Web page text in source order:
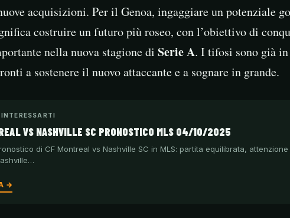
acquisizioni. Per il Genoa, ingaggiare un potenziale
costruire un futuro più roseo, con l’obiettivo di
nella nuova stagione di Serie A. I tifosi sono già in
a sostenere il nuovo attaccante e a sognare in grande.
VS NASHVILLE SC PRONOSTICO MLS 04/10/2025
di CF Montreal vs Nashville SC in MLS: partita equilibrata, attenzione
→